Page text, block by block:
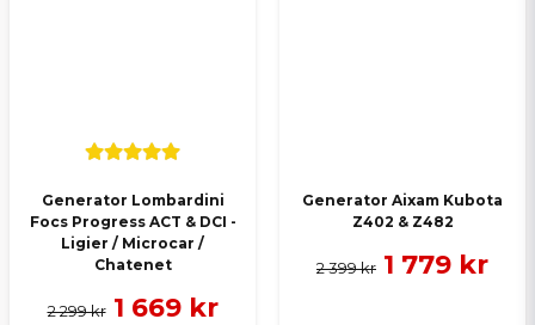
Generator Lombardini
Focs Progress ACT & DCI -
Ligier / Microcar /
Chatenet
2 299 kr 1 669 kr
Generator Aixam Kubota
Z402 & Z482
2 399 kr 1 779 kr